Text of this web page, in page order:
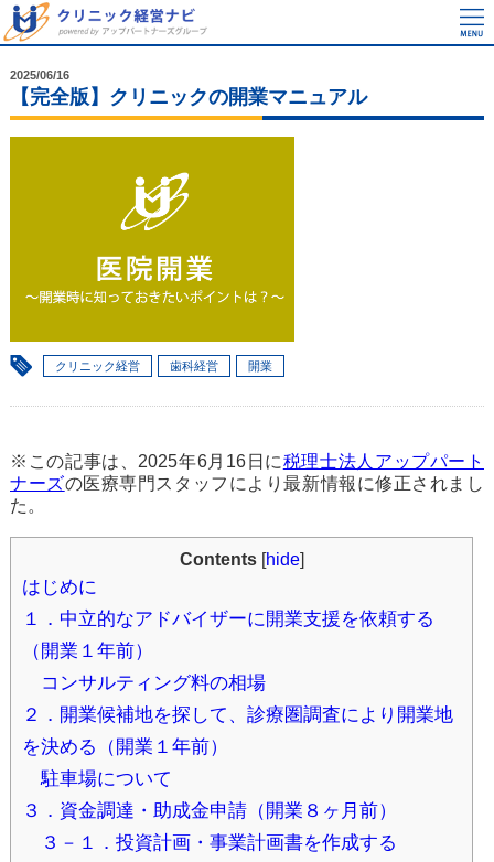
2025/06/16
【完全版】クリニックの開業マニュアル
クリニック経営 歯科経営 開業
※この記事は、2025年6月16日に税理士法人アップパート
ナーズの医療専門スタッフにより最新情報に修正されまし
た。
Contents [hide]
はじめに
１．中立的なアドバイザーに開業支援を依頼する
（開業１年前）
コンサルティング料の相場
２．開業候補地を探して、診療圏調査により開業地
を決める（開業１年前）
駐車場について
３．資金調達・助成金申請（開業８ヶ月前）
３－１．投資計画・事業計画書を作成する